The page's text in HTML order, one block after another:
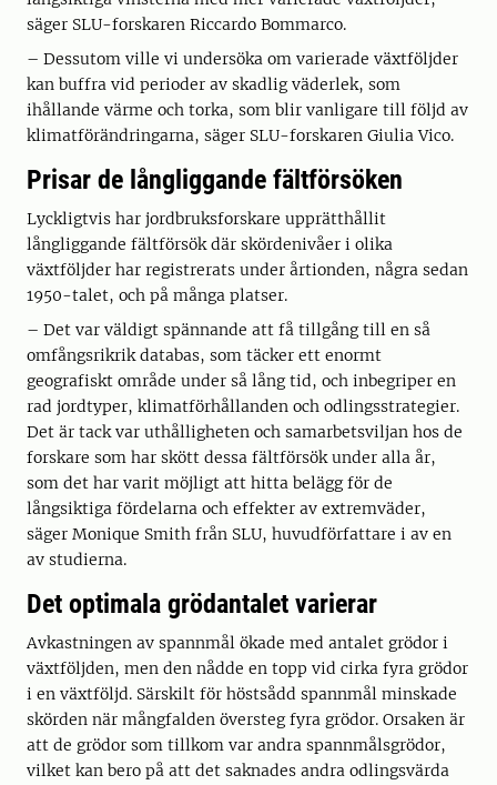
säger SLU-forskaren Riccardo Bommarco.
– Dessutom ville vi undersöka om varierade växtföljder
kan buffra vid perioder av skadlig väderlek, som
ihållande värme och torka, som blir vanligare till följd av
klimatförändringarna, säger SLU-forskaren Giulia Vico.
Prisar de långliggande fältförsöken
Lyckligtvis har jordbruksforskare upprätthållit
långliggande fältförsök där skördenivåer i olika
växtföljder har registrerats under årtionden, några sedan
1950-talet, och på många platser.
– Det var väldigt spännande att få tillgång till en så
omfångsrikrik databas, som täcker ett enormt
geografiskt område under så lång tid, och inbegriper en
rad jordtyper, klimatförhållanden och odlingsstrategier.
Det är tack var uthålligheten och samarbetsviljan hos de
forskare som har skött dessa fältförsök under alla år,
som det har varit möjligt att hitta belägg för de
långsiktiga fördelarna och effekter av extremväder,
säger Monique Smith från SLU, huvudförfattare i av en
av studierna.
Det optimala grödantalet varierar
Avkastningen av spannmål ökade med antalet grödor i
växtföljden, men den nådde en topp vid cirka fyra grödor
i en växtföljd. Särskilt för höstsådd spannmål minskade
skörden när mångfalden översteg fyra grödor. Orsaken är
att de grödor som tillkom var andra spannmålsgrödor,
vilket kan bero på att det saknades andra odlingsvärda